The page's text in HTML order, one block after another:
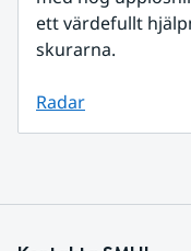
ett värdefullt
skurarna.
Radar